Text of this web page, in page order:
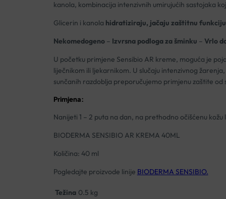
kanola, kombinacija intenzivnih umirujućih sastojaka
Glicerin i kanola hidratiziraju, jačaju zaštitnu
Nekomedogeno– Izvrsna podloga za šminku – Vrlo
U početku primjene Sensibio AR kreme, moguća je
liječnikom ili ljekarnikom. U slučaju intenzivnog
sunčanih razdoblja preporučujemo primjenu zaštite
Primjena:
Nanijeti 1 – 2 puta na dan, na prethodno očišćenu kožu
BIODERMA SENSIBIO AR KREMA 40ML
Količina: 40 ml
Pogledajte proizvode linije BIODERMA SENSIBIO.
Težina 0.5 kg